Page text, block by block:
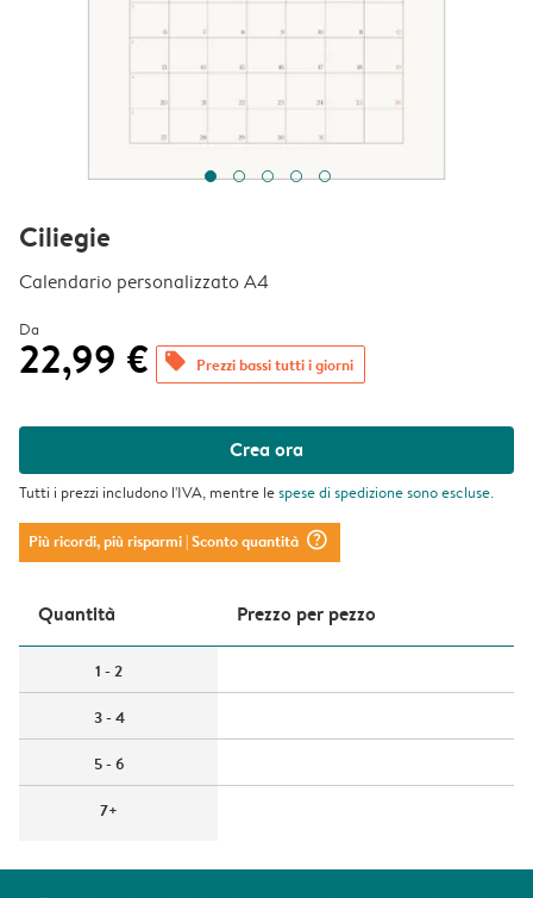
Ciliegie
Calendario personalizzato A4
Da
22,99 € offers Prezzi bassi tutti i giorni
Crea ora
Tutti i prezzi includono l'IVA, mentre lespese di spedizionesono escluse.
Più ricordi, più risparmi| Sconto quantità question_mark_circle
Quantità Prezzo per pezzo
1 - 2
3 - 4
5 - 6
7+